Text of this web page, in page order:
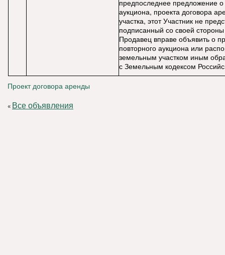
предпоследнее предложение
аукциона, проекта договора
участка, этот Участник не
подписанный со своей
Продавец вправе объявить о
повторного аукциона или
земельным участком иным
с Земельным кодексом
Проект договора аренды
« Все объявления